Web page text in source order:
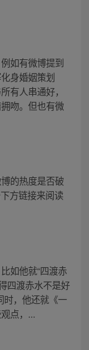
如有微博提到
身婚姻策划
有人串通好，
吻。但也有微
的热度是否破
方链接来阅读
如他就“四渡赤
四渡赤水不是好
时，他还就《一
点，...